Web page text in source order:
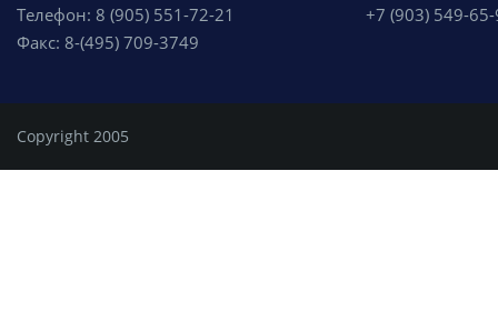
Телефон: 8 (905) 551-72-21
Факс: 8-(495) 709-3749
+7 (903) 549-
Copyright 2005